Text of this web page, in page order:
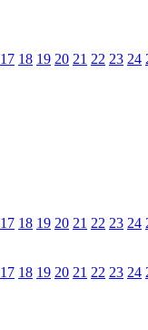
17 18 19 20 21 22 23 24
17 18 19 20 21 22 23 24
17 18 19 20 21 22 23 24